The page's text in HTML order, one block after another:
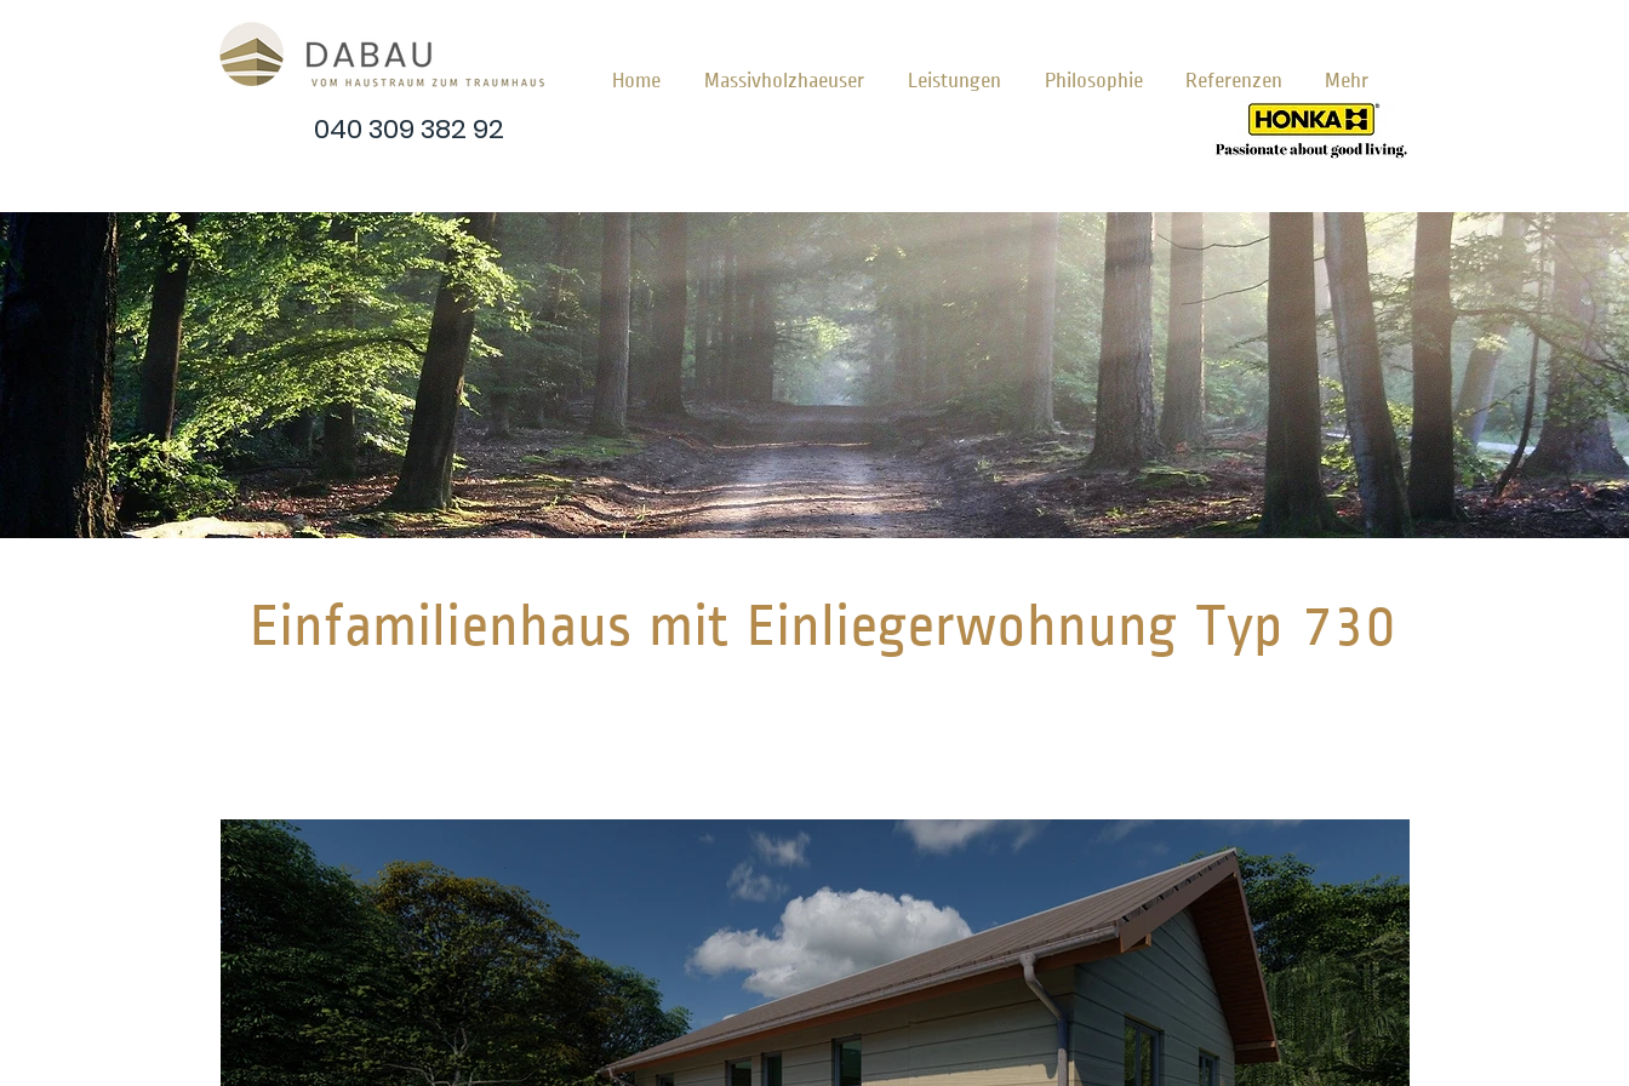
Home Massivholzhaeuser Leistungen Philosophie Referenzen Mehr
040 309 382 92
Einfamilienhaus mit Einliegerwohnung Typ 730